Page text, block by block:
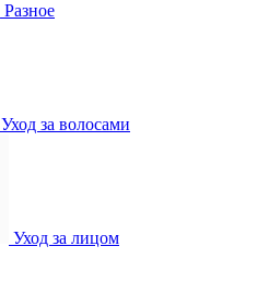
Разное
Уход за волосами
Уход за лицом